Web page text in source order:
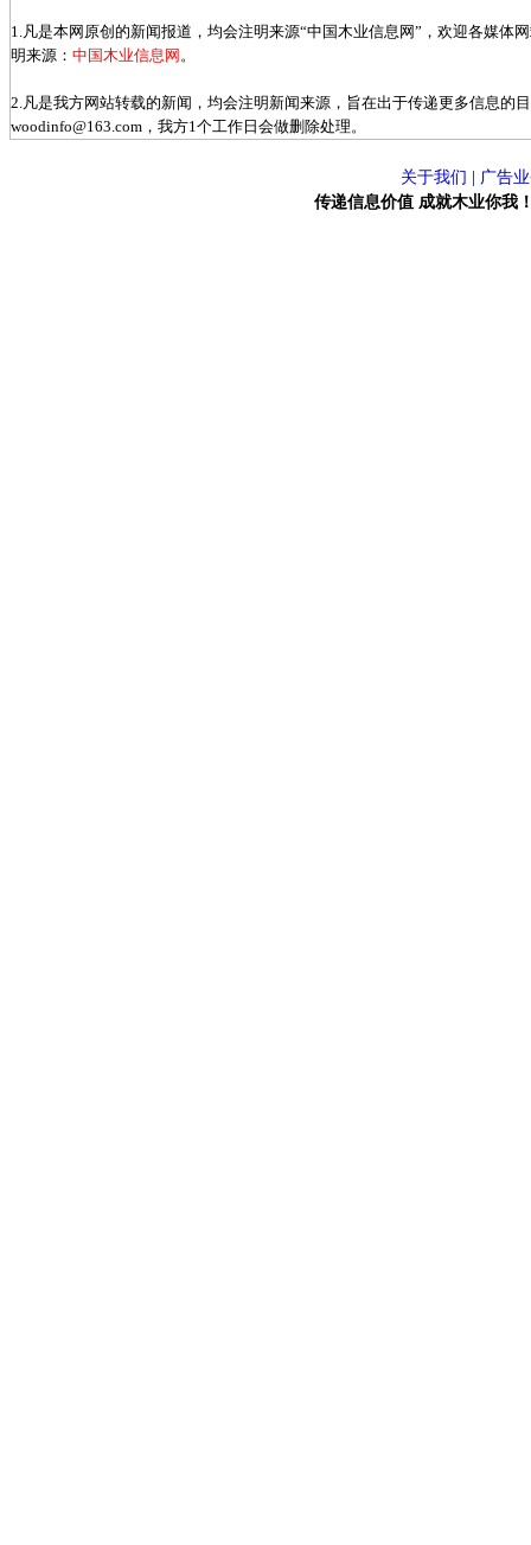
1.凡是本网原创的新闻报道，均会注明来源“中国木业信息网”，欢迎各媒体
明来源： 中国木业信息网 。
2.凡是我方网站转载的新闻，均会注明新闻来源，旨在出于传递更多信息的
woodinfo@163.com，我方1个工作日会做删除处理。
关于我们
广告
传递信息价值 成就木业你我